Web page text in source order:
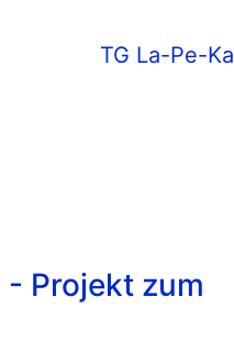
TG La-Pe-Ka
Projekt zum